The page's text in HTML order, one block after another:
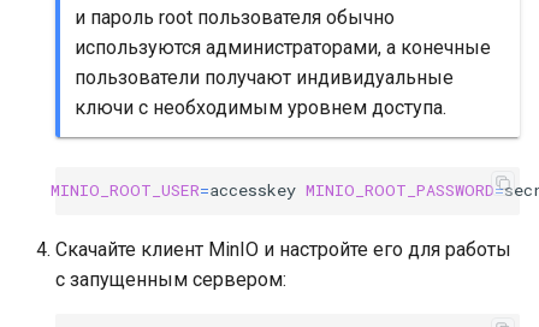
и пароль root пользователя обычно
используются администраторами, а конечные
пользователи получают индивидуальные
ключи с необходимым уровнем доступа.
MINIO_ROOT_USER=accesskey MINIO_ROOT_PASSWORD=
Скачайте клиент MinIO и настройте его для работы
с запущенным сервером: